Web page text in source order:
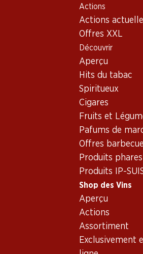
Actions
Actions
Offres XXL
Découvrir
Aperçu
Hits du tabac
Spiritueux
Cigares
Fruits et
Pafums de
Offres barbecue
Produits phares
Produits IP-
Shop des Vins
Aperçu
Actions
Assortiment
Exclusivement
Shop des Vins
Latium Le Volpi
Exclusivité web !
Le Volpi Rosato Lazio